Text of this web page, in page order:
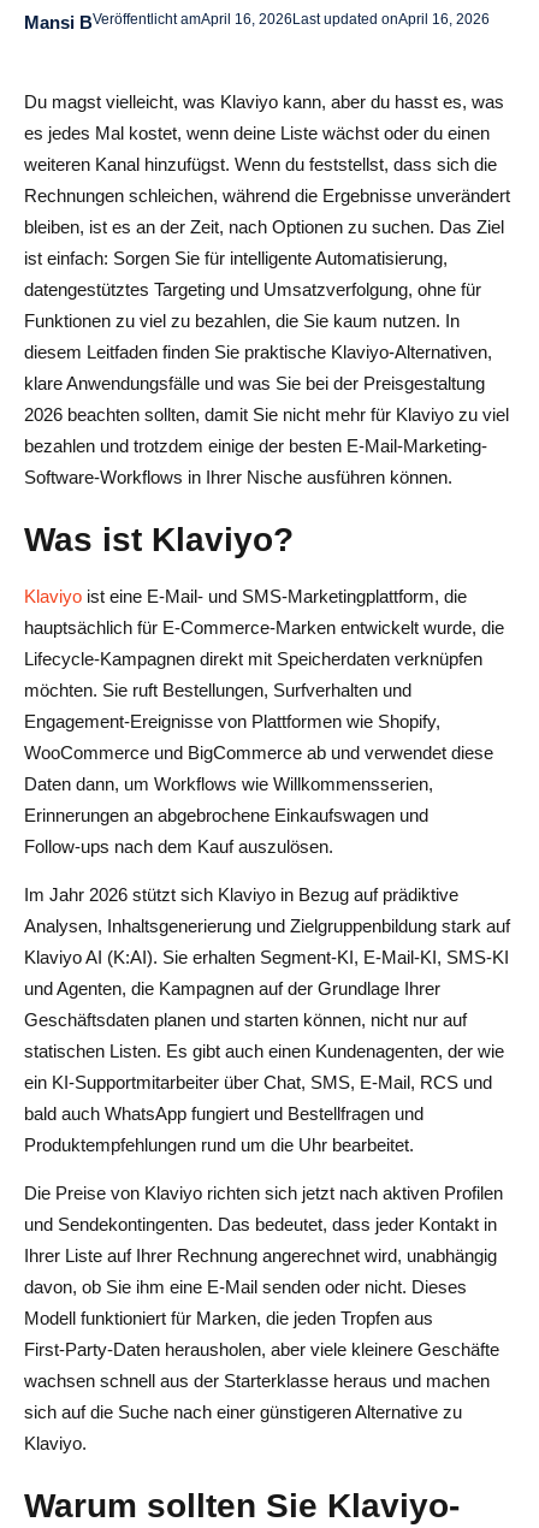
Alternativen
Commerce im Jahr 2026?
Welche Klaviyo-Alternativen sind günstiger für
wachsende Listen?
Gibt es Klaviyo-Alternativen mit starken KI-Funktionen?
Was ist, wenn ich mich stark auf CRM- und Vertriebs-
Workflows verlasse, nicht nur auf E-Mails?
Mansi BVeröffentlicht amApril 16, 2026 Last updated onApril 16, 2026
Du magst vielleicht, was Klaviyo kann, aber du hasst es, was
es jedes Mal kostet, wenn deine Liste wächst oder du einen
weiteren Kanal hinzufügst. Wenn du feststellst, dass sich die
Rechnungen schleichen, während die Ergebnisse unverändert
bleiben, ist es an der Zeit, nach Optionen zu suchen. Das Ziel
ist einfach: Sorgen Sie für intelligente Automatisierung,
datengestütztes Targeting und Umsatzverfolgung, ohne für
Funktionen zu viel zu bezahlen, die Sie kaum nutzen. In
diesem Leitfaden finden Sie praktische Klaviyo-Alternativen,
klare Anwendungsfälle und was Sie bei der Preisgestaltung
2026 beachten sollten, damit Sie nicht mehr für Klaviyo zu viel
bezahlen und trotzdem einige der besten E-Mail-Marketing-
Software-Workflows in Ihrer Nische ausführen können.
Was ist Klaviyo?
Klaviyo ist eine E-Mail- und SMS-Marketingplattform, die
hauptsächlich für E-Commerce-Marken entwickelt wurde, die
Lifecycle-Kampagnen direkt mit Speicherdaten verknüpfen
möchten. Sie ruft Bestellungen, Surfverhalten und
Engagement-Ereignisse von Plattformen wie Shopify,
WooCommerce und BigCommerce ab und verwendet diese
Daten dann, um Workflows wie Willkommensserien,
Erinnerungen an abgebrochene Einkaufswagen und
Follow‑ups nach dem Kauf auszulösen.
Im Jahr 2026 stützt sich Klaviyo in Bezug auf prädiktive
Analysen, Inhaltsgenerierung und Zielgruppenbildung stark auf
Klaviyo AI (K:AI). Sie erhalten Segment-KI, E-Mail-KI, SMS-KI
und Agenten, die Kampagnen auf der Grundlage Ihrer
Geschäftsdaten planen und starten können, nicht nur auf
statischen Listen. Es gibt auch einen Kundenagenten, der wie
ein KI-Supportmitarbeiter über Chat, SMS, E-Mail, RCS und
bald auch WhatsApp fungiert und Bestellfragen und
Produktempfehlungen rund um die Uhr bearbeitet.
Die Preise von Klaviyo richten sich jetzt nach aktiven Profilen
und Sendekontingenten. Das bedeutet, dass jeder Kontakt in
Ihrer Liste auf Ihrer Rechnung angerechnet wird, unabhängig
davon, ob Sie ihm eine E-Mail senden oder nicht. Dieses
Modell funktioniert für Marken, die jeden Tropfen aus
First‑Party-Daten herausholen, aber viele kleinere Geschäfte
wachsen schnell aus der Starterklasse heraus und machen
sich auf die Suche nach einer günstigeren Alternative zu
Klaviyo.
Warum sollten Sie Klaviyo-